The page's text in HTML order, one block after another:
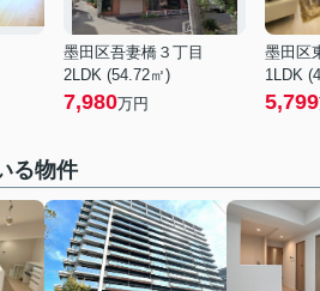
墨田区吾妻橋３丁目
2LDK (54.72㎡)
7,980万円
墨田区
1LDK
5,799
る物件